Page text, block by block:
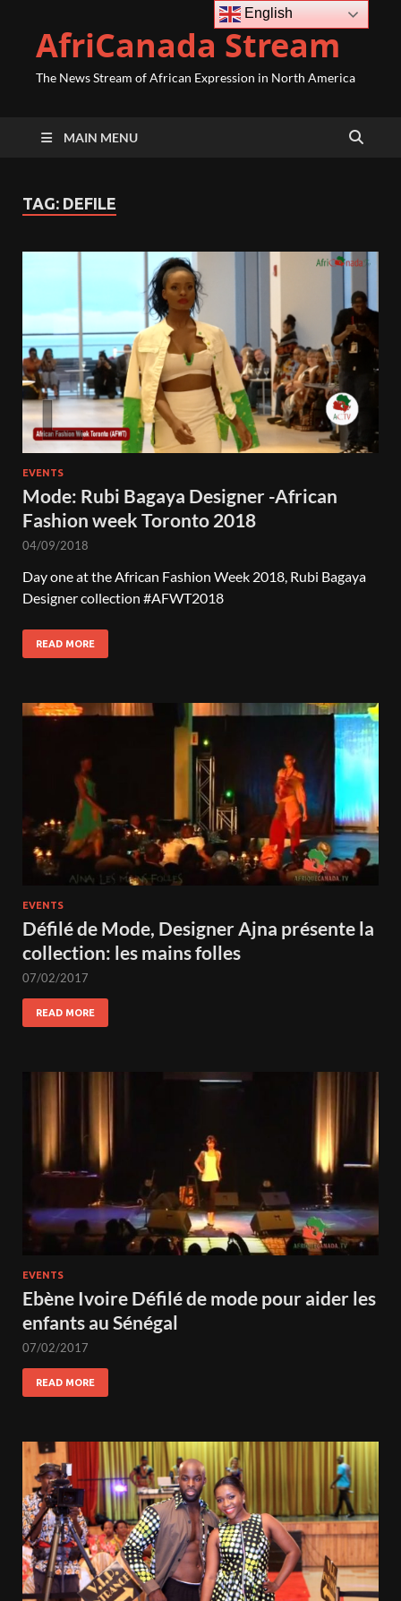
AfriCanada Stream
The News Stream of African Expression in North America
MAIN MENU
TAG: DEFILE
EVENTS
Mode: Rubi Bagaya Designer -African
Fashion week Toronto 2018
04/09/2018
Day one at the African Fashion Week 2018, Rubi Bagaya
Designer collection #AFWT2018
READ MORE
EVENTS
Défilé de Mode, Designer Ajna présente la
collection: les mains folles
07/02/2017
READ MORE
EVENTS
Ebène Ivoire Défilé de mode pour aider les
enfants au Sénégal
07/02/2017
READ MORE
English